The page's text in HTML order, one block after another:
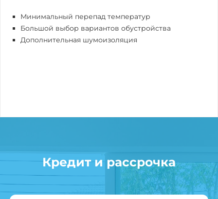
Минимальный перепад температур
Большой выбор вариантов обустройства
Дополнительная шумоизоляция
Кредит и рассрочка